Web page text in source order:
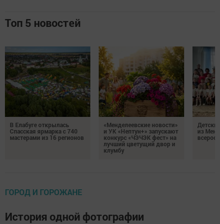
Топ 5 новостей
В Елабуге открылась
Спасская ярмарка с 740
мастерами из 16 регионов
«Менделеевские новости»
и УК «Нептун+» запускают
конкурс «ЧЭЧЭК фест» на
лучший цветущий двор и
клумбу
из
ГОРОД И ГОРОЖАНЕ
История одной фотографии